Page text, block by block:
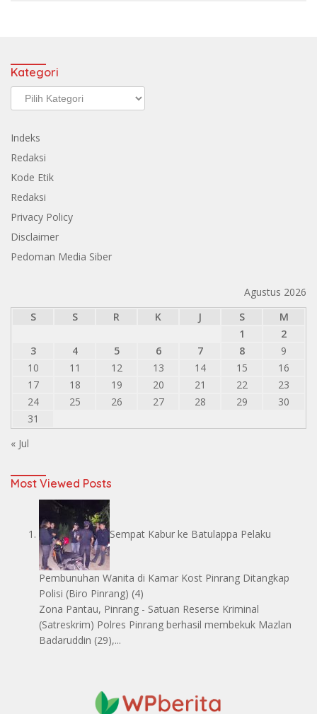
Kategori
Kategori
Indeks
Redaksi
Kode Etik
Redaksi
Privacy Policy
Disclaimer
Pedoman Media Siber
Agustus 2026
S
S R K J S
M
1
2
3
4 5 6 7 8
9
10
11 12 13 14 15
16
17
18 19 20 21 22
23
24
25 26 27 28 29
30
31
« Jul
Most Viewed Posts
Sempat Kabur ke Batulappa Pelaku
Pembunuhan Wanita di Kamar Kost Pinrang Ditangkap
Polisi (Biro Pinrang) (4)
Zona Pantau, Pinrang - Satuan Reserse Kriminal
(Satreskrim) Polres Pinrang berhasil membekuk Mazlan
Badaruddin (29),...